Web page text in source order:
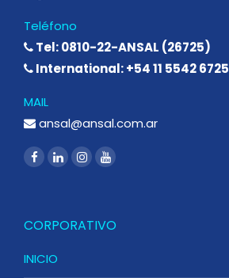
Teléfono
Tel: 0810-22-ANSAL (26725)
International: +54 11 5542 6725
MAIL
ansal@ansal.com.ar
CORPORATIVO
INICIO